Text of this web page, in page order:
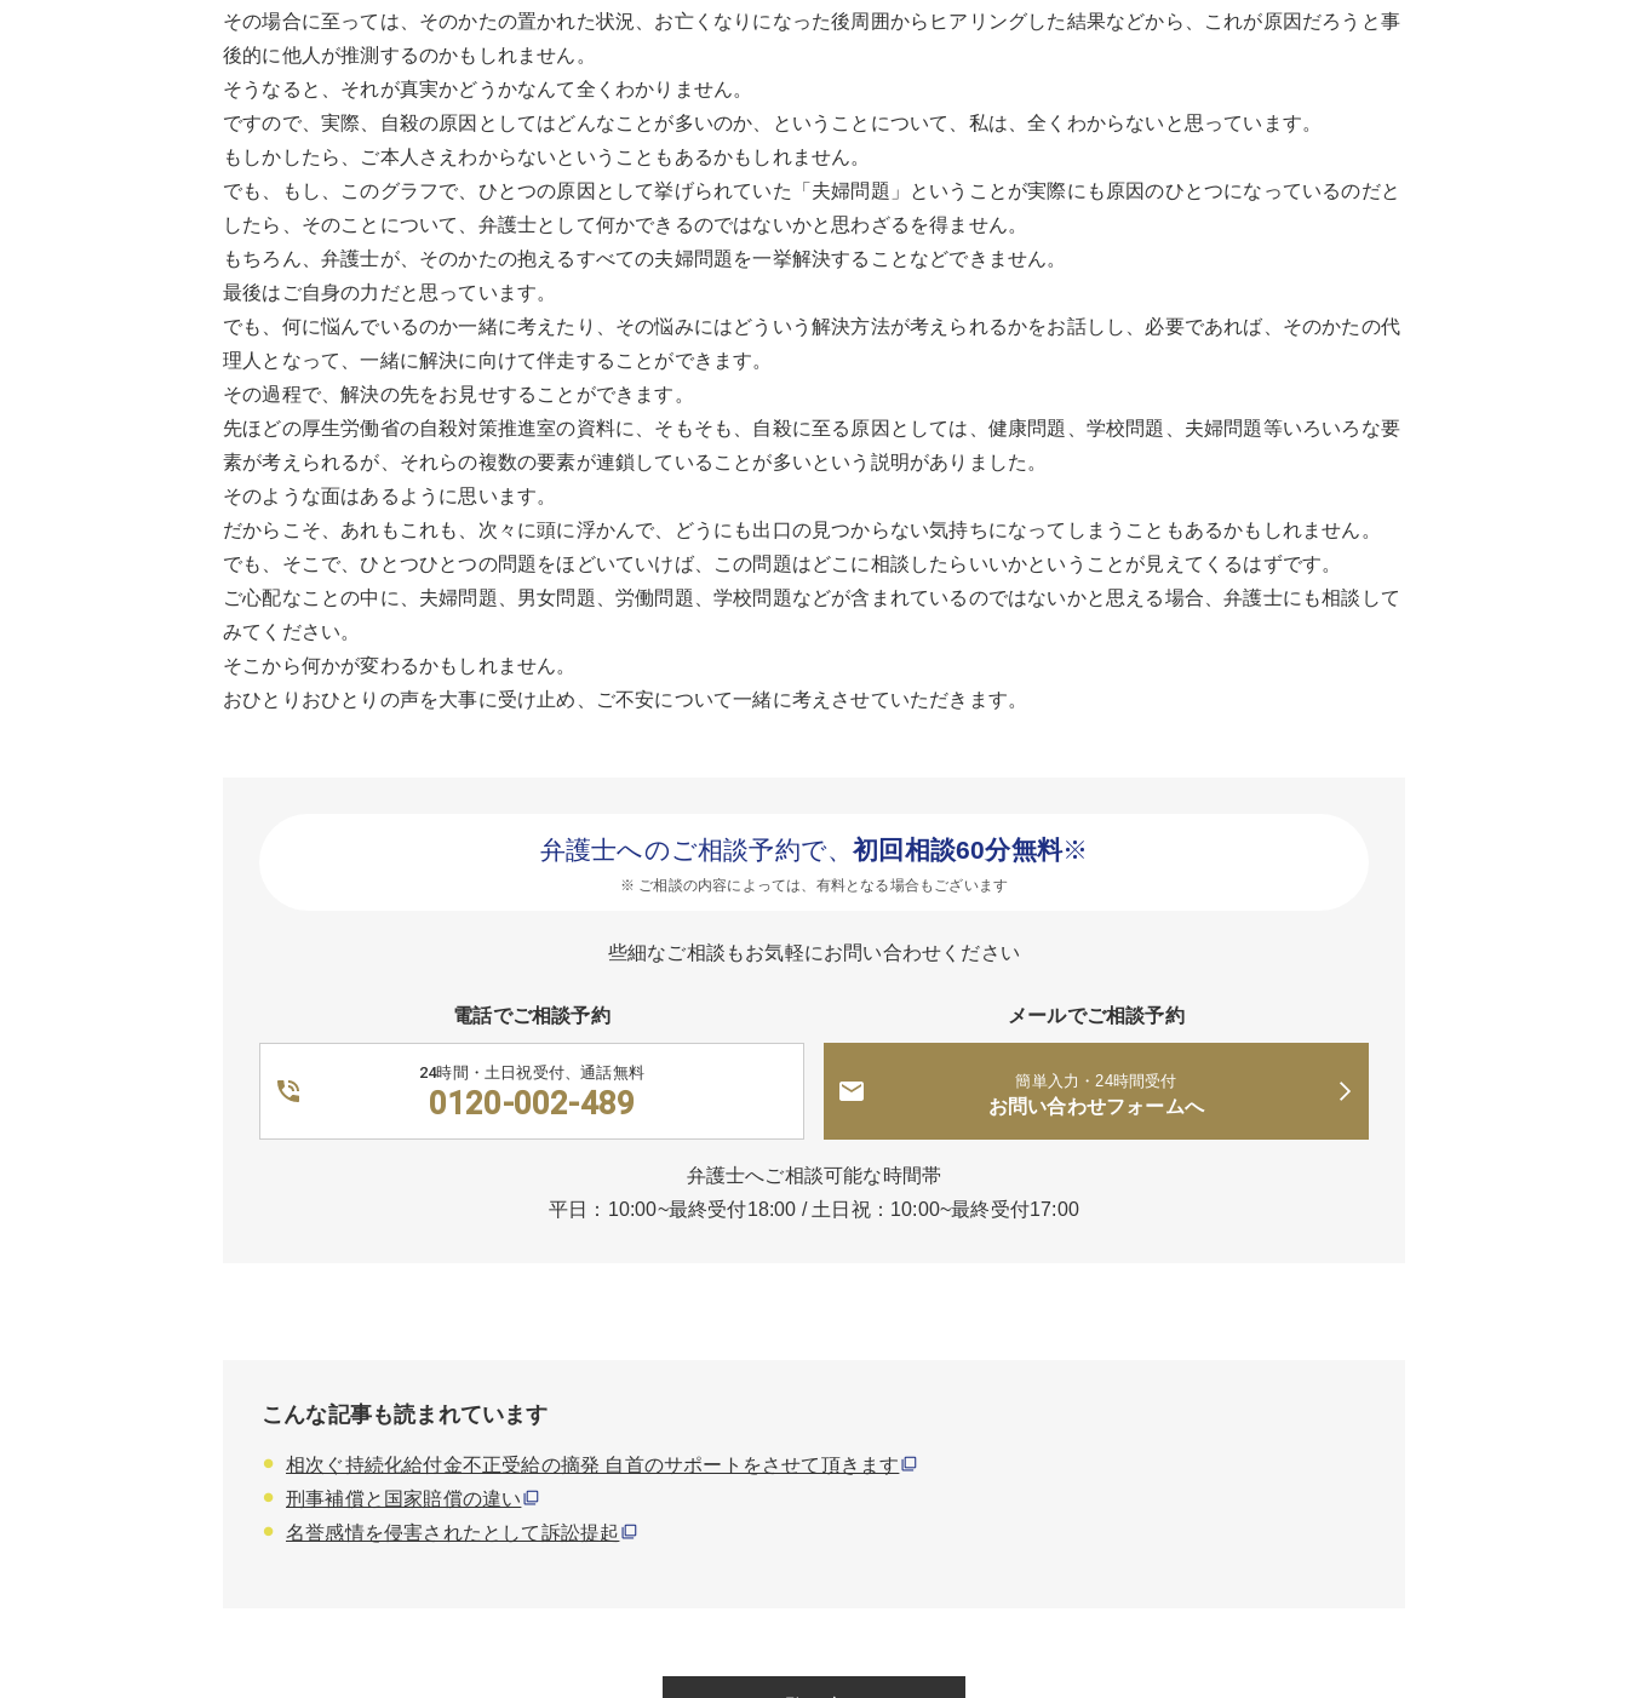
その場合に至っては、そのかたの置かれた状況、お亡くなりになった後周囲からヒアリングした結果などから、これが原因だろうと事
後的に他人が推測するのかもしれません。
そうなると、それが真実かどうかなんて全くわかりません。
ですので、実際、自殺の原因としてはどんなことが多いのか、ということについて、私は、全くわからないと思っています。
もしかしたら、ご本人さえわからないということもあるかもしれません。
でも、もし、このグラフで、ひとつの原因として挙げられていた「夫婦問題」ということが実際にも原因のひとつになっているのだと
したら、そのことについて、弁護士として何かできるのではないかと思わざるを得ません。
もちろん、弁護士が、そのかたの抱えるすべての夫婦問題を一挙解決することなどできません。
最後はご自身の力だと思っています。
でも、何に悩んでいるのか一緒に考えたり、その悩みにはどういう解決方法が考えられるかをお話しし、必要であれば、そのかたの代
理人となって、一緒に解決に向けて伴走することができます。
その過程で、解決の先をお見せすることができます。
先ほどの厚生労働省の自殺対策推進室の資料に、そもそも、自殺に至る原因としては、健康問題、学校問題、夫婦問題等いろいろな要
素が考えられるが、それらの複数の要素が連鎖していることが多いという説明がありました。
そのような面はあるように思います。
だからこそ、あれもこれも、次々に頭に浮かんで、どうにも出口の見つからない気持ちになってしまうこともあるかもしれません。
でも、そこで、ひとつひとつの問題をほどいていけば、この問題はどこに相談したらいいかということが見えてくるはずです。
ご心配なことの中に、夫婦問題、男女問題、労働問題、学校問題などが含まれているのではないかと思える場合、弁護士にも相談して
みてください。
そこから何かが変わるかもしれません。
おひとりおひとりの声を大事に受け止め、ご不安について一緒に考えさせていただきます。
弁護士へのご相談予約で、初回相談60分無料※
※ ご相談の内容によっては、有料となる場合もございます
些細なご相談もお気軽にお問い合わせください
電話でご相談予約
24時間・土日祝受付、通話無料
0120-002-489
メールでご相談予約
簡単入力・24時間受付
お問い合わせフォームへ
弁護士へご相談可能な時間帯
平日：10:00~最終受付18:00 / 土日祝：10:00~最終受付17:00
こんな記事も読まれています
相次ぐ持続化給付金不正受給の摘発 自首のサポートをさせて頂きます
刑事補償と国家賠償の違い
名誉感情を侵害されたとして訴訟提起